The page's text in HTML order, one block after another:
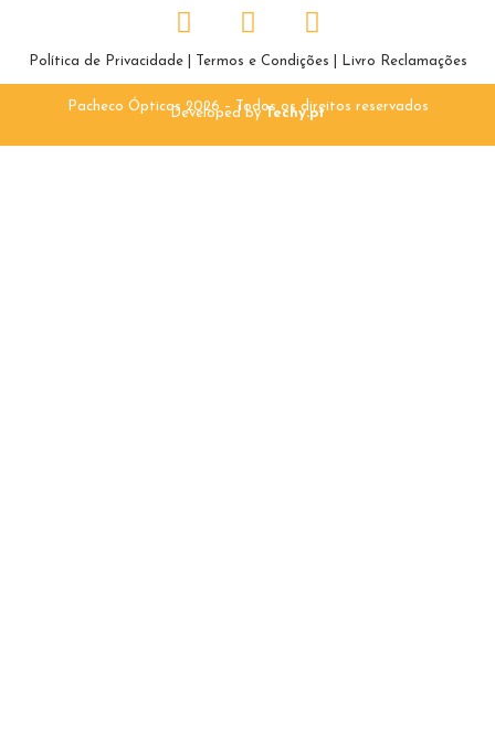
Política de Privacidade Termos e Condições Livro Reclamações
Pacheco Ópticas 2026 – Todos os direitos reservados
Developed byTechy.pt